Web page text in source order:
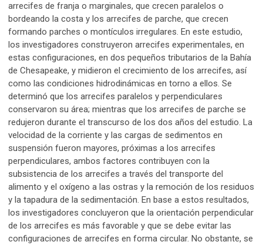
arrecifes de franja o marginales, que crecen paralelos o
bordeando la costa y los arrecifes de parche, que crecen
formando parches o montículos irregulares. En este estudio,
los investigadores construyeron arrecifes experimentales, en
estas configuraciones, en dos pequeños tributarios de la Bahía
de Chesapeake, y midieron el crecimiento de los arrecifes, así
como las condiciones hidrodinámicas en torno a ellos. Se
determinó que los arrecifes paralelos y perpendiculares
conservaron su área; mientras que los arrecifes de parche se
redujeron durante el transcurso de los dos años del estudio. La
velocidad de la corriente y las cargas de sedimentos en
suspensión fueron mayores, próximas a los arrecifes
perpendiculares, ambos factores contribuyen con la
subsistencia de los arrecifes a través del transporte del
alimento y el oxígeno a las ostras y la remoción de los residuos
y la tapadura de la sedimentación. En base a estos resultados,
los investigadores concluyeron que la orientación perpendicular
de los arrecifes es más favorable y que se debe evitar las
configuraciones de arrecifes en forma circular. No obstante, se